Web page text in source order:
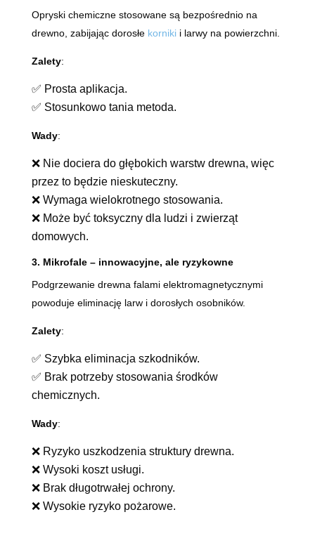
Opryski chemiczne stosowane są bezpośrednio na
drewno, zabijając dorosłe kornikii larwy na powierzchni.
Zalety:
✅ Prosta aplikacja.
✅ Stosunkowo tania metoda.
Wady:
❌ Nie dociera do głębokich warstw drewna, więc
przez to będzie nieskuteczny.
❌ Wymaga wielokrotnego stosowania.
❌ Może być toksyczny dla ludzi i zwierząt
domowych.
3. Mikrofale – innowacyjne, ale ryzykowne
Podgrzewanie drewna falami elektromagnetycznymi
powoduje eliminację larw i dorosłych osobników.
Zalety:
✅ Szybka eliminacja szkodników.
✅ Brak potrzeby stosowania środków
chemicznych.
Wady:
❌ Ryzyko uszkodzenia struktury drewna.
❌ Wysoki koszt usługi.
❌ Brak długotrwałej ochrony.
❌ Wysokie ryzyko pożarowe.